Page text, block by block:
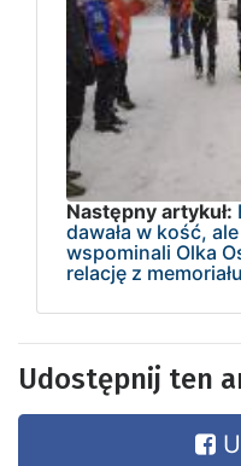
Następny artykuł:
dawała w kość,
wspominali Olka
relację z
Udostępnij ten